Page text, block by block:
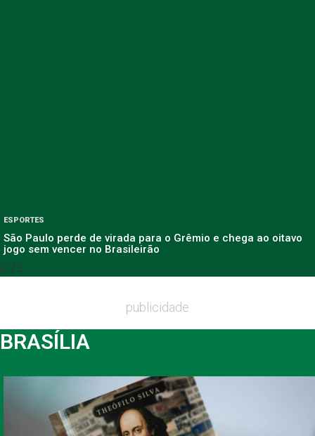
ESPORTES
São Paulo perde de virada para o Grêmio e chega ao oitavo
jogo sem vencer no Brasileirão
publicidade
BRASÍLIA